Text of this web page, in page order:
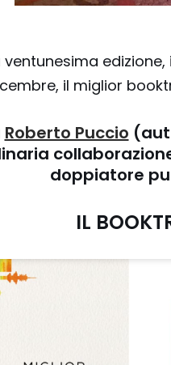
il miglior
Roberto Puccio
doppiatore
IL